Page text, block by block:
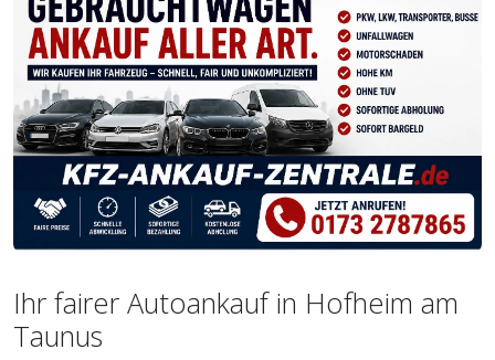
Ihr fairer Autoankauf in Hofheim am
Taunus